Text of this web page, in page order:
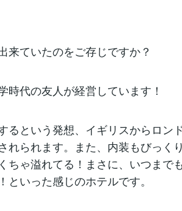
来ていたのをご存じですか？
時代の友人が経営しています！
るという発想、イギリスからロン
れられます。また、内装もびっく
ちゃ溢れてる！まさに、いつまで
いった感じのホテルです。